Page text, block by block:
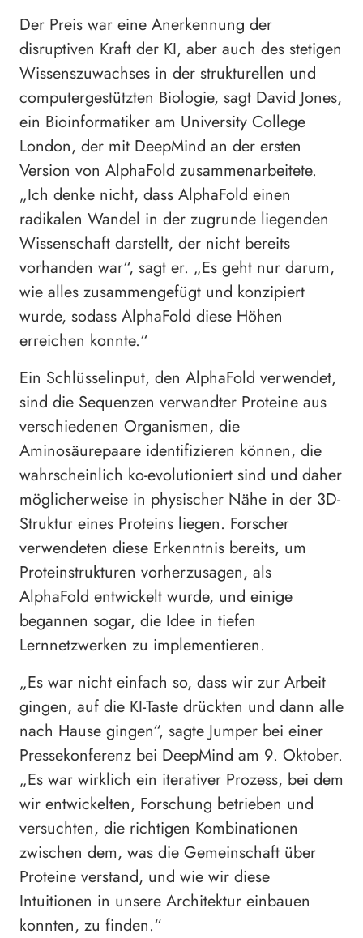
Der Preis war eine Anerkennung der
disruptiven Kraft der KI, aber auch des stetigen
Wissenszuwachses in der strukturellen und
computergestützten Biologie, sagt David Jones,
ein Bioinformatiker am University College
London, der mit DeepMind an der ersten
Version von AlphaFold zusammenarbeitete.
„Ich denke nicht, dass AlphaFold einen
radikalen Wandel in der zugrunde liegenden
Wissenschaft darstellt, der nicht bereits
vorhanden war“, sagt er. „Es geht nur darum,
wie alles zusammengefügt und konzipiert
wurde, sodass AlphaFold diese Höhen
erreichen konnte.“
Ein Schlüsselinput, den AlphaFold verwendet,
sind die Sequenzen verwandter Proteine aus
verschiedenen Organismen, die
Aminosäurepaare identifizieren können, die
wahrscheinlich ko-evolutioniert sind und daher
möglicherweise in physischer Nähe in der 3D-
Struktur eines Proteins liegen. Forscher
verwendeten diese Erkenntnis bereits, um
Proteinstrukturen vorherzusagen, als
AlphaFold entwickelt wurde, und einige
begannen sogar, die Idee in tiefen
Lernnetzwerken zu implementieren.
„Es war nicht einfach so, dass wir zur Arbeit
gingen, auf die KI-Taste drückten und dann alle
nach Hause gingen“, sagte Jumper bei einer
Pressekonferenz bei DeepMind am 9. Oktober.
„Es war wirklich ein iterativer Prozess, bei dem
wir entwickelten, Forschung betrieben und
versuchten, die richtigen Kombinationen
zwischen dem, was die Gemeinschaft über
Proteine verstand, und wie wir diese
Intuitionen in unsere Architektur einbauen
konnten, zu finden.“